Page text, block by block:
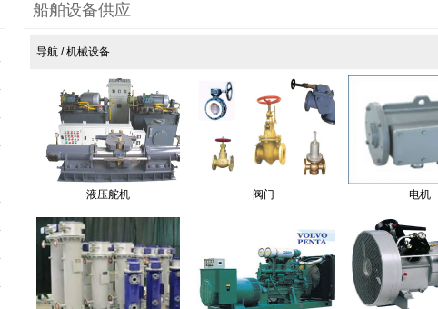
船舶设备供应
导航/ 机械设备
液压舵机 阀门 电机